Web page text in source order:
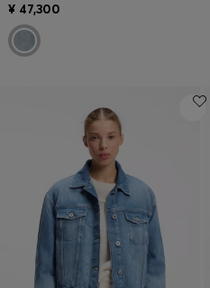
¥ 47,300